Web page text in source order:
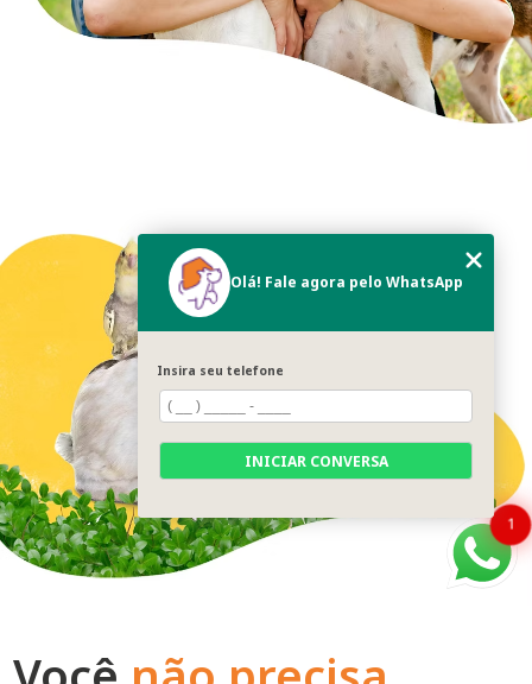
1
Olá! Fale agora pelo WhatsApp
Insira seu telefone
INICIAR CONVERSA